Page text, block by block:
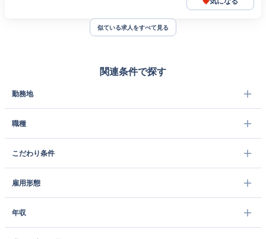
似ている求人をすべて見る
関連条件で探す
勤務地
職種
こだわり条件
雇用形態
年収